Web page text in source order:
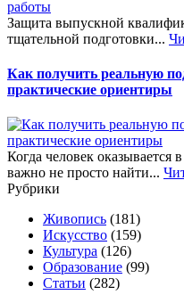
Защита выпускной
тщательной подготовки...
Как получить реальную
практические ориентиры
Когда человек
важно не просто найти...
Рубрики
Живопись (181)
Искусство (159)
Культура (126)
Образование (99)
Статьи (282)